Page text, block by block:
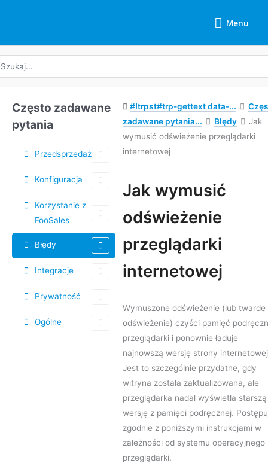
Menu
Menu
Często zadawane
pytania
Przedsprzedaż
Konfiguracja
Korzystanie z
FooSales
Błędy
Integracje
Prywatność
Ogólne
#!trpst#trp-gettext data-...
zadawane pytania...
Błędy
Jak
wymusić odświeżenie przeglądarki
internetowej
Jak wymusić
odświeżenie
przeglądarki
internetowej
Wymuszone odświeżenie (lub twarde
odświeżenie) czyści pamięć
przeglądarki i ponownie ładuje
najnowszą wersję strony
Jest to szczególnie przydatne, gdy
witryna została zaktualizowana, ale
przeglądarka nadal wyświetla starszą
wersję z pamięci podręcznej.
zgodnie z poniższymi instrukcjami w
zależności od systemu operacyjnego
przeglądarki.
Nawigacja
po